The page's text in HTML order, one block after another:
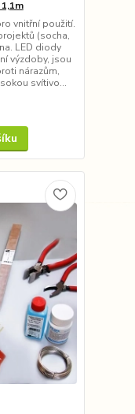
vnitřní použití.
(socha,
LED diody
výzdoby, jsou
nárazům,
svítivo...